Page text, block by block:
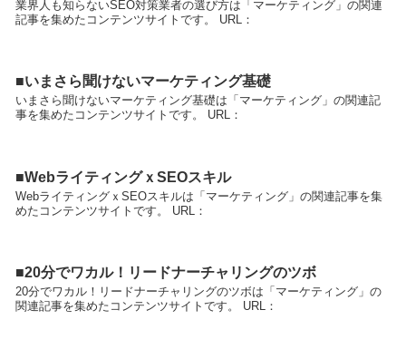
業界人も知らないSEO対策業者の選び方は「マーケティング」の関連
記事を集めたコンテンツサイトです。 URL：
■いまさら聞けないマーケティング基礎
いまさら聞けないマーケティング基礎は「マーケティング」の関連記
事を集めたコンテンツサイトです。 URL：
■WebライティングｘSEOスキル
WebライティングｘSEOスキルは「マーケティング」の関連記事を集
めたコンテンツサイトです。 URL：
■20分でワカル！リードナーチャリングのツボ
20分でワカル！リードナーチャリングのツボは「マーケティング」の
関連記事を集めたコンテンツサイトです。 URL：